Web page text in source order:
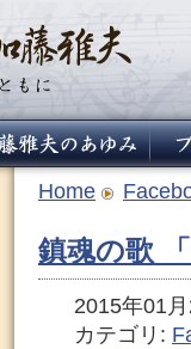
Home
鎮魂の歌
2015年01
カテゴリ: